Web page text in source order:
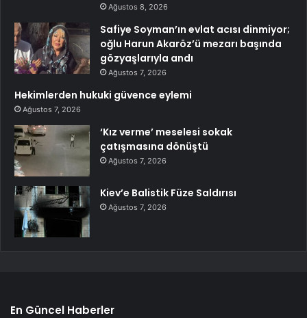
Ağustos 8, 2026
Safiye Soyman’ın evlat acısı dinmiyor;
oğlu Harun Akaröz’ü mezarı başında
gözyaşlarıyla andı
Ağustos 7, 2026
Hekimlerden hukuki güvence eylemi
Ağustos 7, 2026
‘Kız verme’ meselesi sokak
çatışmasına dönüştü
Ağustos 7, 2026
Kiev’e Balistik Füze Saldırısı
Ağustos 7, 2026
En Güncel Haberler